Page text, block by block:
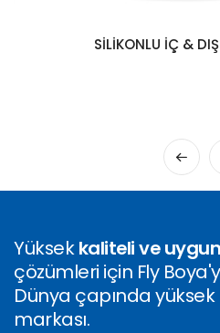
SILIKONLU İÇ &
Yüksekkaliteli ve
çözümleri için Fly
Dünya çapında
markası.